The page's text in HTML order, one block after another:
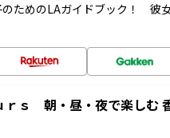
ためのLAガイドブック！ 彼
朝・昼・夜で楽しむ